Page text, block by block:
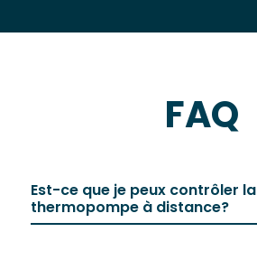
FAQ
Est-ce que je peux contrôler la
thermopompe à distance?